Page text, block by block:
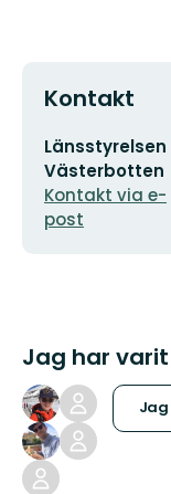
Kontakt
E-
postadress
Länsstyrelsen
Västerbotten
Kontakt via e-
post
Jag har